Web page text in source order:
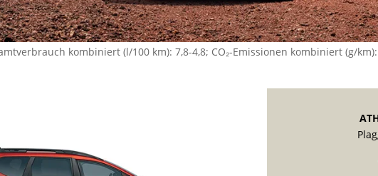
kombiniert (l/100 km): 7,8-4,8; CO₂-Emissionen kombiniert (g/